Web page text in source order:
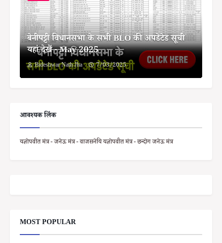
बेनीपट्टी विधानसभा के सभी BLO की अपडेटेड सूची
यहां देखें - May 2025
Bideshwar Nath Jha 7/03/2025
आवश्यक लिंक
यज्ञोपवीत मंत्र - जनेऊ मंत्र - वाजसनेयि यज्ञोपवीत मंत्र - छन्दोग जनेऊ मंत्र
MOST POPULAR